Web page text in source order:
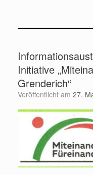
Initiative
Grenderich“
Veröffentlicht am 27.